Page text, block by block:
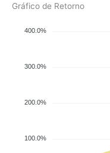
Gráfico de Retorno
400.0%
300.0%
200.0%
100.0%